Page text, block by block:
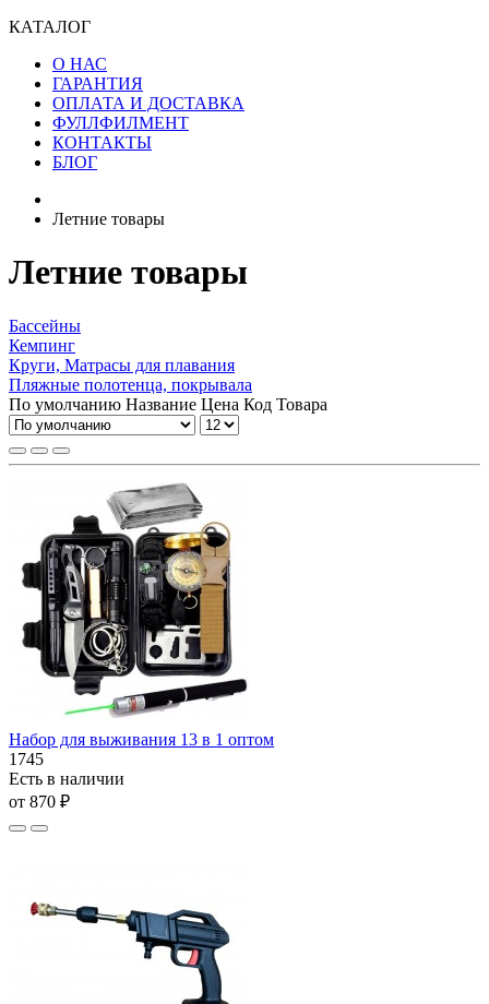
КАТАЛОГ
О НАС
ГАРАНТИЯ
ОПЛАТА И ДОСТАВКА
ФУЛЛФИЛМЕНТ
КОНТАКТЫ
БЛОГ
Летние товары
Летние товары
Бассейны
Кемпинг
Круги, Матрасы для плавания
Пляжные полотенца, покрывала
По умолчанию Название Цена Код Товара
Набор для выживания 13 в 1 оптом
1745
Есть в наличии
от 870 ₽